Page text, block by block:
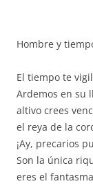
Hombre y
El tiempo te
Ardemos en su
altivo crees
el reya de la
¡Ay, precarios
Son la única
eres el